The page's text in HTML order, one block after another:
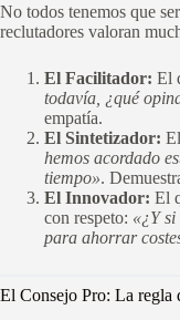
No todos tenemos que
reclutadores valoran
El Facilitador: El
todavía, ¿qué
empatía.
El Sintetizador:
hemos acordado
tiempo».
El Innovador: El
con respeto: «¿Y
para ahorrar
El Consejo Pro: La regla